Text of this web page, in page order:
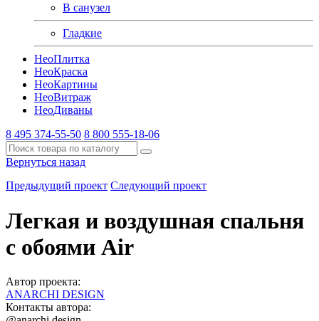
В санузел
Гладкие
НеоПлитка
НеоКраска
НеоКартины
НеоВитраж
НеоДиваны
8 495 374-55-50 8 800 555-18-06
Вернуться назад
Предыдущий проект Следующий проект
Легкая и воздушная спальня
с обоями Air
Автор проекта:
ANARCHI DESIGN
Контакты автора: